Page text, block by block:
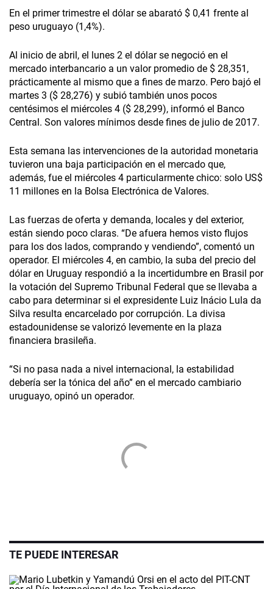
En el primer trimestre el dólar se abarató $ 0,41 frente al
peso uruguayo (1,4%).
Al inicio de abril, el lunes 2 el dólar se negoció en el
mercado interbancario a un valor promedio de $ 28,351,
prácticamente al mismo que a fines de marzo. Pero bajó el
martes 3 ($ 28,276) y subió también unos pocos
centésimos el miércoles 4 ($ 28,299), informó el Banco
Central. Son valores mínimos desde fines de julio de 2017.
Esta semana las intervenciones de la autoridad monetaria
tuvieron una baja participación en el mercado que,
además, fue el miércoles 4 particularmente chico: solo US$
11 millones en la Bolsa Electrónica de Valores.
Las fuerzas de oferta y demanda, locales y del exterior,
están siendo poco claras. “De afuera hemos visto flujos
para los dos lados, comprando y vendiendo”, comentó un
operador. El miércoles 4, en cambio, la suba del precio del
dólar en Uruguay respondió a la incertidumbre en Brasil por
la votación del Supremo Tribunal Federal que se llevaba a
cabo para determinar si el expresidente Luiz Inácio Lula da
Silva resulta encarcelado por corrupción. La divisa
estadounidense se valorizó levemente en la plaza
financiera brasileña.
“Si no pasa nada a nivel internacional, la estabilidad
debería ser la tónica del año” en el mercado cambiario
uruguayo, opinó un operador.
TE PUEDE INTERESAR